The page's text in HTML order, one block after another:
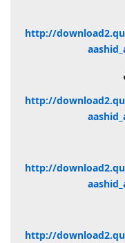
http://
http://
http://
http://